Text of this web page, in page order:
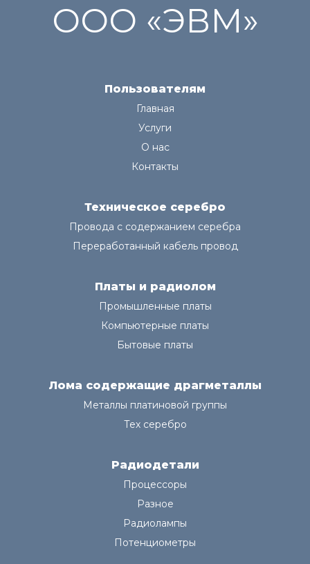
ООО «ЭВМ»
Пользователям
Главная
Услуги
О нас
Контакты
Техническое серебро
Провода с содержанием серебра
Переработанный кабель провод
Платы и радиолом
Промышленные платы
Компьютерные платы
Бытовые платы
Лома содержащие драгметаллы
Металлы платиновой группы
Тех серебро
Радиодетали
Процессоры
Разное
Радиолампы
Потенциометры